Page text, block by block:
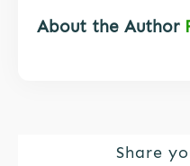
About the Author
Share